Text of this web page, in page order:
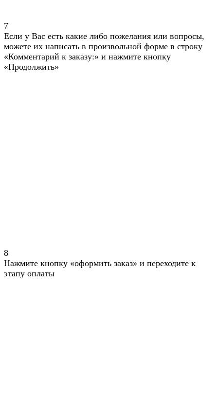
7
Если у Вас есть какие либо пожелания или вопросы,
можете их написать в произвольной форме в строку
«Комментарий к заказу:» и нажмите кнопку
«Продолжить»
8
Нажмите кнопку «оформить заказ» и переходите к
этапу оплаты